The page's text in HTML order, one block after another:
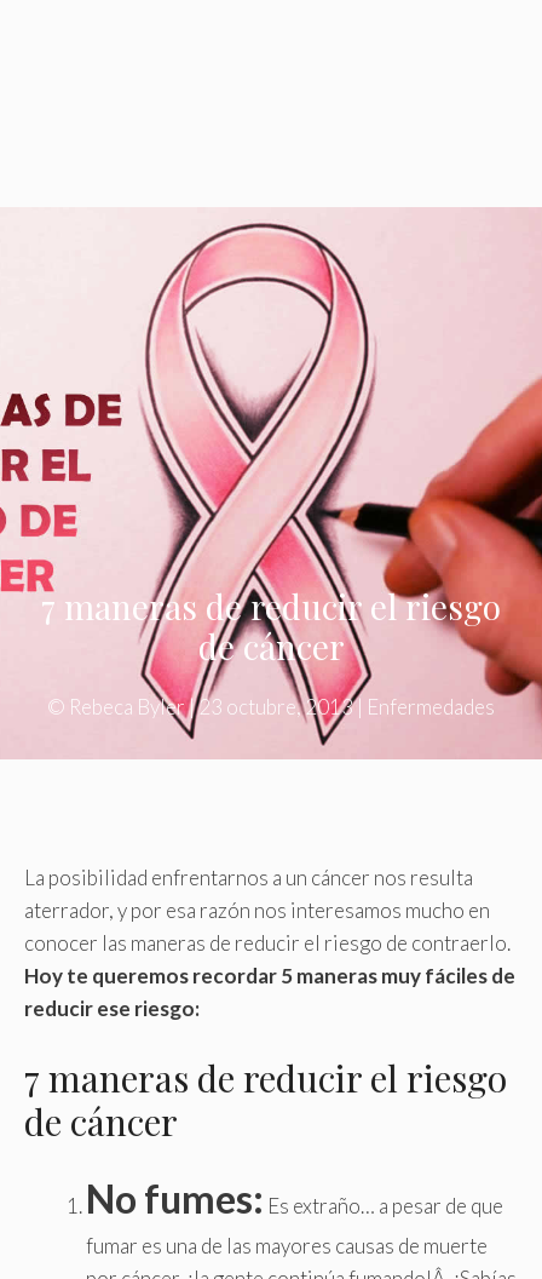
7 maneras de reducir el riesgo
de cáncer
© Rebeca Byler|23 octubre, 2013| Enfermedades
La posibilidad enfrentarnos a un cáncer nos resulta
aterrador, y por esa razón nos interesamos mucho en
conocer las maneras de reducir el riesgo de contraerlo.
Hoy te queremos recordar 5 maneras muy fáciles de
reducir ese riesgo:
7 maneras de reducir el riesgo
de cáncer
No fumes: Es extraño… a pesar de que
fumar es una de las mayores causas de muerte